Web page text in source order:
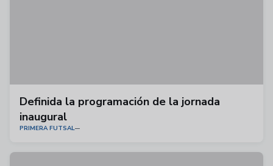
Definida la programación de la jornada
inaugural
PRIMERA FUTSAL